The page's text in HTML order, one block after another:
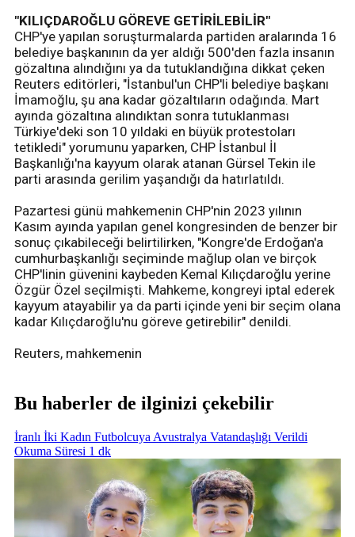
"KILIÇDAROĞLU GÖREVE GETİRİLEBİLİR"
CHP'ye yapılan soruşturmalarda partiden aralarında 16
belediye başkanının da yer aldığı 500'den fazla insanın
gözaltına alındığını ya da tutuklandığına dikkat çeken
Reuters editörleri, "İstanbul'un CHP'li belediye başkanı
İmamoğlu, şu ana kadar gözaltıların odağında. Mart
ayında gözaltına alındıktan sonra tutuklanması
Türkiye'deki son 10 yıldaki en büyük protestoları
tetikledi" yorumunu yaparken, CHP İstanbul İl
Başkanlığı'na kayyum olarak atanan Gürsel Tekin ile
parti arasında gerilim yaşandığı da hatırlatıldı.
Pazartesi günü mahkemenin CHP'nin 2023 yılının
Kasım ayında yapılan genel kongresinden de benzer bir
sonuç çıkabileceği belirtilirken, "Kongre'de Erdoğan'a
cumhurbaşkanlığı seçiminde mağlup olan ve birçok
CHP'linin güvenini kaybeden Kemal Kılıçdaroğlu yerine
Özgür Özel seçilmişti. Mahkeme, kongreyi iptal ederek
kayyum atayabilir ya da parti içinde yeni bir seçim olana
kadar Kılıçdaroğlu'nu göreve getirebilir" denildi.
Reuters, mahkemenin
Bu haberler de ilginizi çekebilir
İranlı İki Kadın Futbolcuya Avustralya Vatandaşlığı Verildi
Okuma Süresi 1 dk